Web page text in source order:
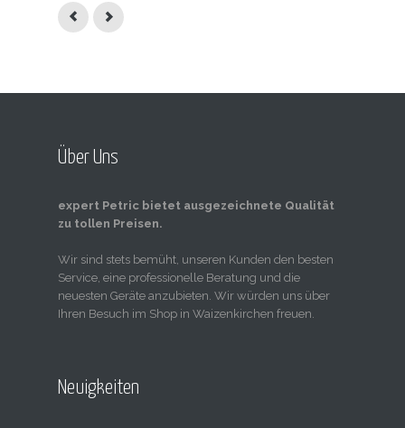
Über Uns
expert Petric bietet ausgezeichnete Qualität
zu tollen Preisen.
Wir sind stets bemüht, unseren Kunden den besten
Service, eine professionelle Beratung und die
neuesten Geräte anzubieten. Wir würden uns über
Ihren Besuch im Shop in Waizenkirchen freuen.
Neuigkeiten